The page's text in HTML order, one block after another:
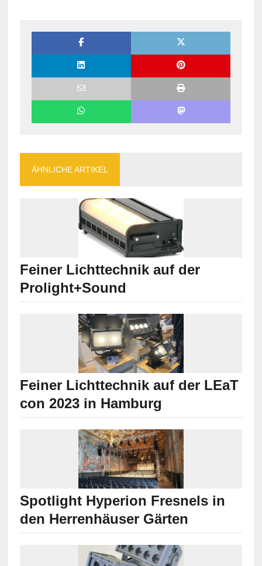
ÄHNLICHE ARTIKEL
Feiner Lichttechnik auf der
Prolight+Sound
Feiner Lichttechnik auf der LEaT
con 2023 in Hamburg
Spotlight Hyperion Fresnels in
den Herrenhäuser Gärten